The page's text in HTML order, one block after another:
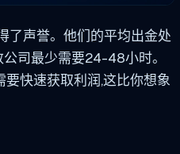
了声誉。他们的平均出金处
司最少需要24-48小时。
快速获取利润,这比你想象